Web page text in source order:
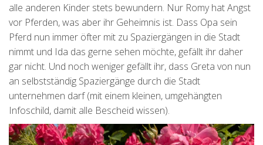
alle anderen Kinder stets bewundern. Nur Romy hat Angst
vor Pferden, was aber ihr Geheimnis ist. Dass Opa sein
Pferd nun immer öfter mit zu Spaziergängen in die Stadt
nimmt und Ida das gerne sehen möchte, gefällt ihr daher
gar nicht. Und noch weniger gefällt ihr, dass Greta von nun
an selbstständig Spaziergänge durch die Stadt
unternehmen darf (mit einem kleinen, umgehängten
Infoschild, damit alle Bescheid wissen).